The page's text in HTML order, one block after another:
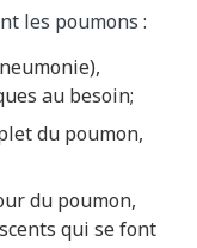
les poumons :
au besoin;
du poumon,
du poumon,
qui se font